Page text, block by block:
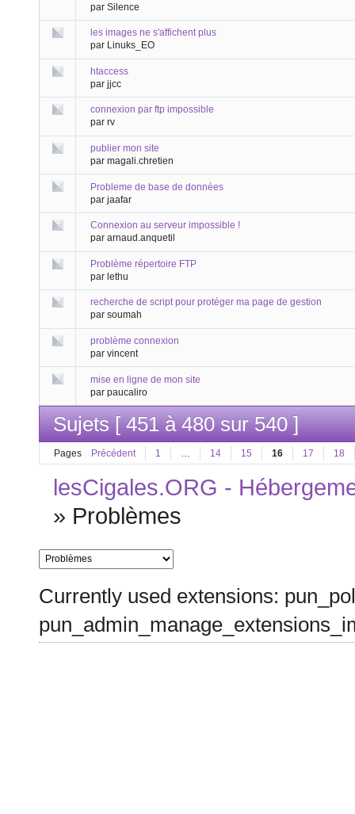
par Silence
les images ne s'affichent plus
par Linuks_EO
htaccess
par jjcc
connexion par ftp impossible
par rv
publier mon site
par magali.chretien
Probleme de base de données
par jaafar
Connexion au serveur impossible !
par arnaud.anquetil
Problème répertoire FTP
par lethu
recherche de script pour protéger ma page de gestion
par soumah
problème connexion
par vincent
mise en ligne de mon site
par paucaliro
Sujets [ 451 à 480 sur 540 ]
Pages Précédent 1 14 15 16 17 18
lesCigales.ORG -
» Problèmes
Currently used extensions: